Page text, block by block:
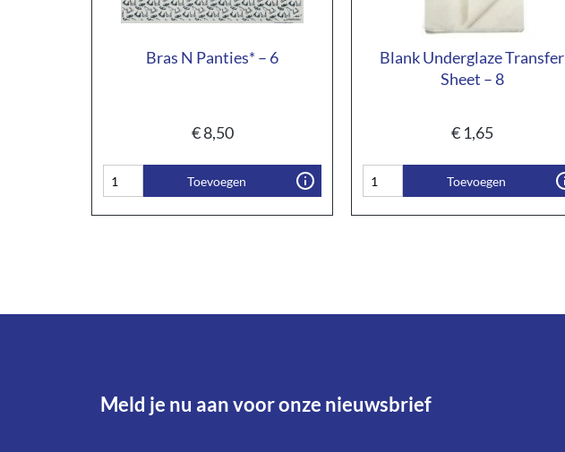
Bras N Panties* – 6
€8,50
Toevoegen
Blank Underglaze Transfer
Sheet – 8
€1,65
Toevoegen
Meld je nu aan voor onze nieuwsbrief​